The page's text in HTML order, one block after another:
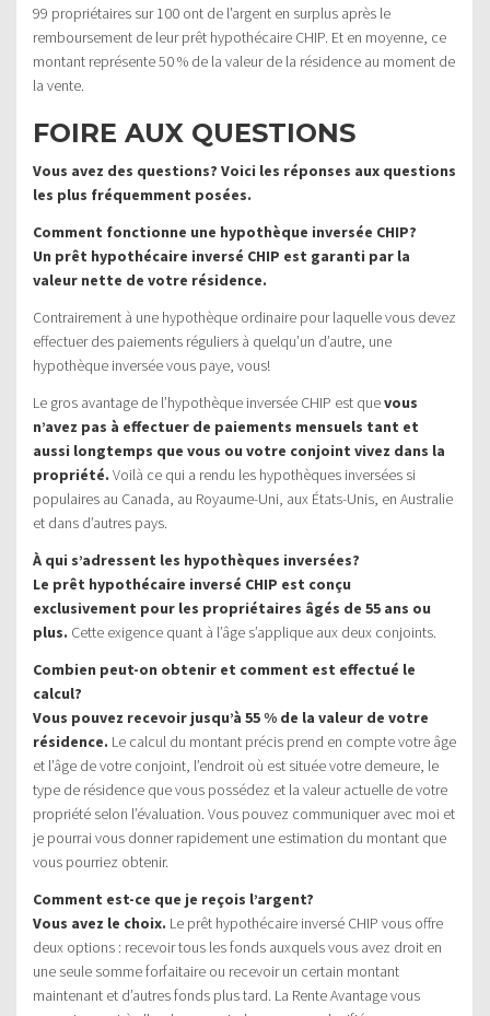
99 propriétaires sur 100 ont de l’argent en surplus après le
remboursement de leur prêt hypothécaire CHIP. Et en moyenne, ce
montant représente 50 % de la valeur de la résidence au moment de
la vente.
FOIRE AUX QUESTIONS
Vous avez des questions? Voici les réponses aux questions
les plus fréquemment posées.
Comment fonctionne une hypothèque inversée CHIP?
Un prêt hypothécaire inversé CHIP est garanti par la
valeur nette de votre résidence.
Contrairement à une hypothèque ordinaire pour laquelle vous devez
effectuer des paiements réguliers à quelqu’un d’autre, une
hypothèque inversée vous paye, vous!
Le gros avantage de l’hypothèque inversée CHIP est quevous
n’avez pas à effectuer de paiements mensuels tant et
aussi longtemps que vous ou votre conjoint vivez dans la
propriété. Voilà ce qui a rendu les hypothèques inversées si
populaires au Canada, au Royaume-Uni, aux États-Unis, en Australie
et dans d’autres pays.
À qui s’adressent les hypothèques inversées?
Le prêt hypothécaire inversé CHIP est conçu
exclusivement pour les propriétaires âgés de 55 ans ou
plus. Cette exigence quant à l’âge s’applique aux deux conjoints.
Combien peut-on obtenir et comment est effectué le
calcul?
Vous pouvez recevoir jusqu’à 55 % de la valeur de votre
résidence. Le calcul du montant précis prend en compte votre âge
et l’âge de votre conjoint, l’endroit où est située votre demeure, le
type de résidence que vous possédez et la valeur actuelle de votre
propriété selon l’évaluation. Vous pouvez communiquer avec moi et
je pourrai vous donner rapidement une estimation du montant que
vous pourriez obtenir.
Comment est-ce que je reçois l’argent?
Vous avez le choix. Le prêt hypothécaire inversé CHIP vous offre
deux options : recevoir tous les fonds auxquels vous avez droit en
une seule somme forfaitaire ou recevoir un certain montant
maintenant et d’autres fonds plus tard. La Rente Avantage vous